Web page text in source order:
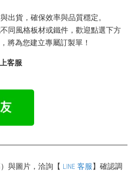
出貨，確保效率與品質穩定。
同風格板材或鐵件，歡迎點選下方
將為您建立專屬訂製單！
客服
與圖片，洽詢【 LINE 客服】確認調